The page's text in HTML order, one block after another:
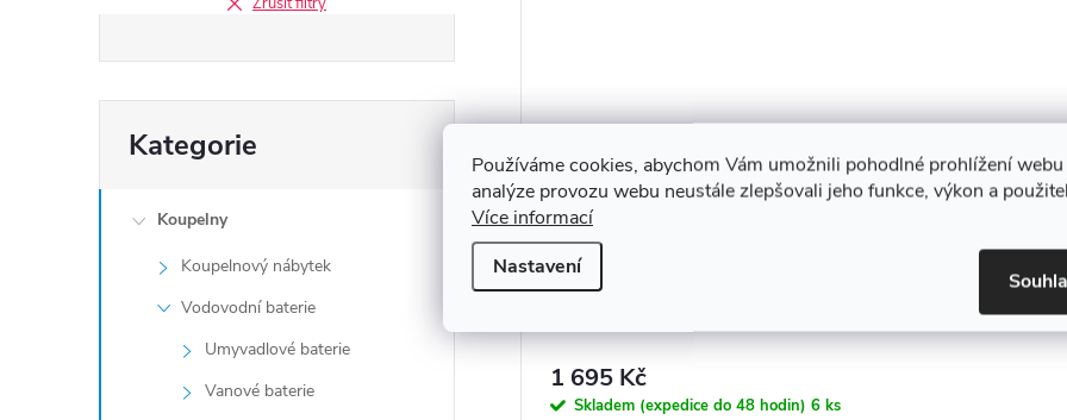
Používáme cookies, abychom Vám umožnili pohodlné prohlížení
analýze provozu webu neustále zlepšovali jeho funkce, výkon a
Více informací
Nastavení
kategorie
Kategorie
Koupelny
Koupelnový nábytek
Vodovodní baterie
Umyvadlové baterie
Vanové baterie
Sprchová baterie Verbena směšovací - BCW 040M
1 695 Kč
Skladem (expedice do 48 hodin) 6 ks